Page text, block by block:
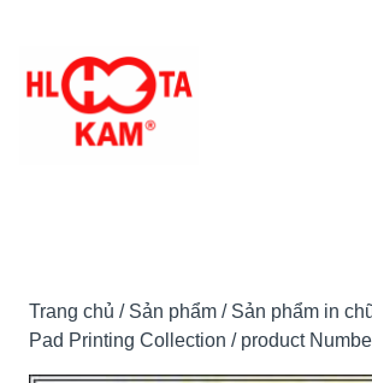
đến
Trang chủ / Sản phẩm / Sản phẩm in
Pad Printing Collection / product